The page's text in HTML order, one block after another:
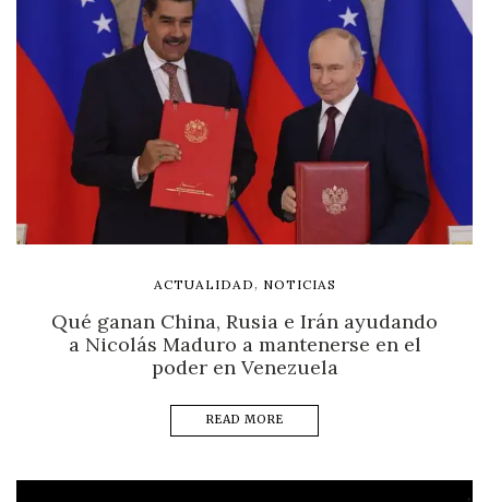
ACTUALIDAD , NOTICIAS
Qué ganan China, Rusia e Irán ayudando
a Nicolás Maduro a mantenerse en el
poder en Venezuela
READ MORE